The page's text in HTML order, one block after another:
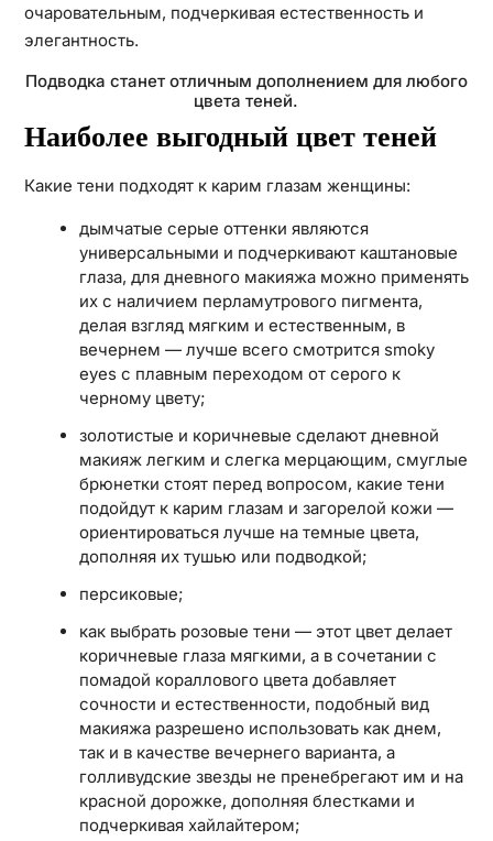
очаровательным, подчеркивая естественность и
элегантность.
Подводка станет отличным дополнением для любого
цвета теней.
Наиболее выгодный цвет теней
Какие тени подходят к карим глазам женщины:
дымчатые серые оттенки являются
универсальными и подчеркивают каштановые
глаза, для дневного макияжа можно применять
их с наличием перламутрового пигмента,
делая взгляд мягким и естественным, в
вечернем — лучше всего смотрится smoky
eyes с плавным переходом от серого к
черному цвету;
золотистые и коричневые сделают дневной
макияж легким и слегка мерцающим, смуглые
брюнетки стоят перед вопросом, какие тени
подойдут к карим глазам и загорелой кожи —
ориентироваться лучше на темные цвета,
дополняя их тушью или подводкой;
персиковые;
как выбрать розовые тени — этот цвет делает
коричневые глаза мягкими, а в сочетании с
помадой кораллового цвета добавляет
сочности и естественности, подобный вид
макияжа разрешено использовать как днем,
так и в качестве вечернего варианта, а
голливудские звезды не пренебрегают им и на
красной дорожке, дополняя блестками и
подчеркивая хайлайтером;